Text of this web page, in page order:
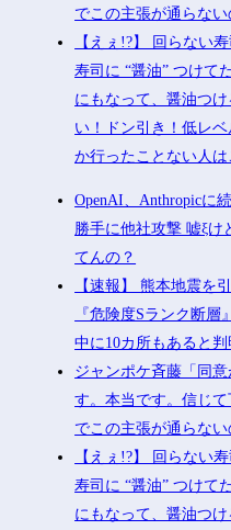
でこの主張が通らない
【えぇ!?】 回らない
寿司に “醤油” つけて
にもなって、醤油つ
い！ドン引き！低レ
か行ったことない人
OpenAI、Anthropicに
勝手に他社攻撃 嘘ξけ
てんの？
【速報】 熊本地震を
『危険度Sランク断層
中に10カ所もあると判
ジャンポケ斉藤「同
す。本当です。信じ
でこの主張が通らない
【えぇ!?】 回らない
寿司に “醤油” つけて
にもなって、醤油つ